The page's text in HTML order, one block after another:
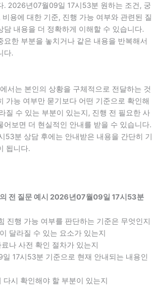
. 2026년07월09일 17시53분 원하는 조건, 궁
용에 대한 기준, 진행 가능 여부와 관련된 질
담 내용을 더 정확하게 이해할 수 있습니다.
요한 부분을 놓치거나 같은 내용을 반복해서
다.
서는 본인의 상황을 구체적으로 전달하는 것
가능 여부만 묻기보다 어떤 기준으로 확인해
질 수 있는 부분이 있는지, 진행 전 필요한 사
어보면 더 현실적인 안내를 받을 수 있습니다.
53분 상담 후에는 안내받은 내용을 간단히 기
됩니다.
전 질문 예시 2026년07월09일 17시53분
진행 가능 여부를 판단하는 기준은 무엇인지
달라질 수 있는 요소가 있는지
나 사전 확인 절차가 있는지
17시53분 기준으로 현재 안내되는 내용인
다시 확인해야 할 부분이 있는지